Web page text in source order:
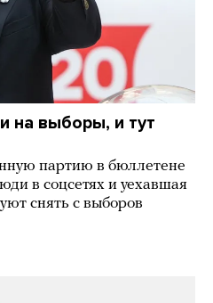
на выборы, и тут
партию в бюллетене
в соцсетях и уехавшая
снять с выборов